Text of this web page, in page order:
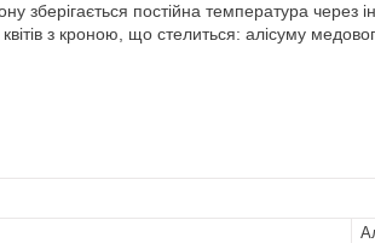
зберігається постійна температура через
з кроною, що стелиться: алісуму